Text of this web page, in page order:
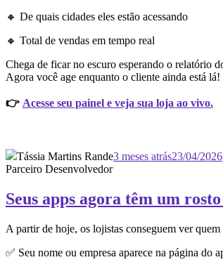
🔸 De quais cidades eles estão acessando
🔸 Total de vendas em tempo real
Chega de ficar no escuro esperando o relatório
Agora você age enquanto o cliente ainda está lá!
👉 Acesse seu painel e veja sua loja ao vivo.
Tássia Martins Rande3 meses atrás23/04/2026
Parceiro Desenvolvedor
Seus apps agora têm um
A partir de hoje, os lojistas conseguem ver
✅ Seu nome ou empresa aparece na página do